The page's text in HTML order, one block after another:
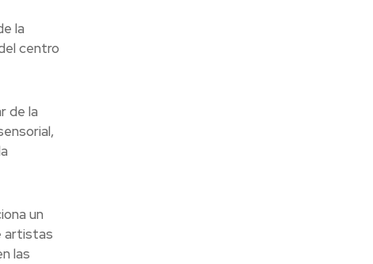
la
centro
de la
un
artistas
las